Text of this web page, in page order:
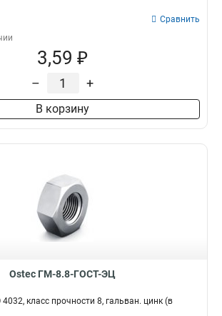
Сравнить
3,59 ₽
– +
В корзину
Ostec ГМ-8.8-ГОСТ-ЭЦ
класс прочности 8, гальван. цинк (в